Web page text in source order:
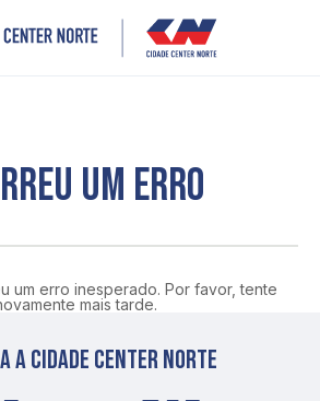
UM ERRO
um erro inesperado. Por favor, tente
mais tarde.
a cidade center norte